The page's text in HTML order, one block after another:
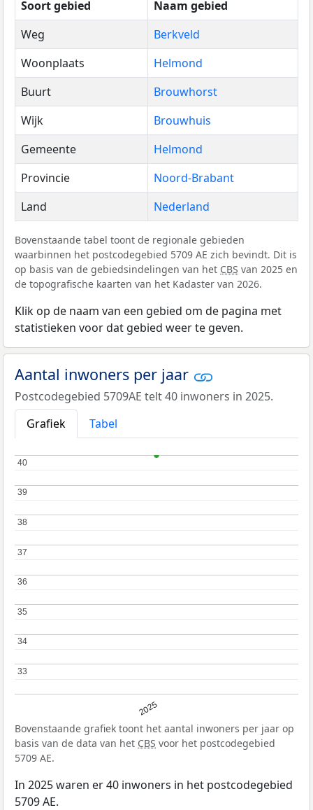
Soort gebied
Naam gebied
Weg
Berkveld
Woonplaats
Helmond
Buurt
Brouwhorst
Wijk
Brouwhuis
Gemeente
Helmond
Provincie
Noord-Brabant
Land
Nederland
Bovenstaande tabel toont de regionale gebieden
waarbinnen het postcodegebied 5709 AE zich bevindt. Dit is
op basis van de gebiedsindelingen van het CBS van 2025 en
de topografische kaarten van het Kadaster van 2026.
Klik op de naam van een gebied om de pagina met
statistieken voor dat gebied weer te geven.
Aantal inwoners per jaar
Postcodegebied 5709AE telt 40 inwoners in 2025.
Grafiek
Tabel
2025
33
33
34
34
35
35
36
36
37
37
38
38
39
39
40
40
Bovenstaande grafiek toont het aantal inwoners per jaar op
basis van de data van het CBS voor het postcodegebied
5709 AE.
In 2025 waren er 40 inwoners in het postcodegebied
5709 AE.